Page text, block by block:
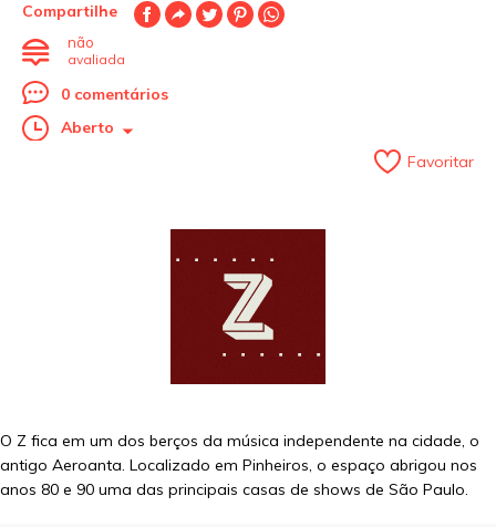
Compartilhe
não
avaliada
0 comentários
Aberto
Favoritar
O Z fica em um dos berços da música independente na cidade, o
antigo Aeroanta. Localizado em Pinheiros, o espaço abrigou nos
anos 80 e 90 uma das principais casas de shows de São Paulo.